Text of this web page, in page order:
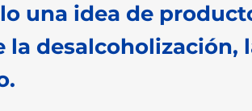
una idea de
desalcoholización,